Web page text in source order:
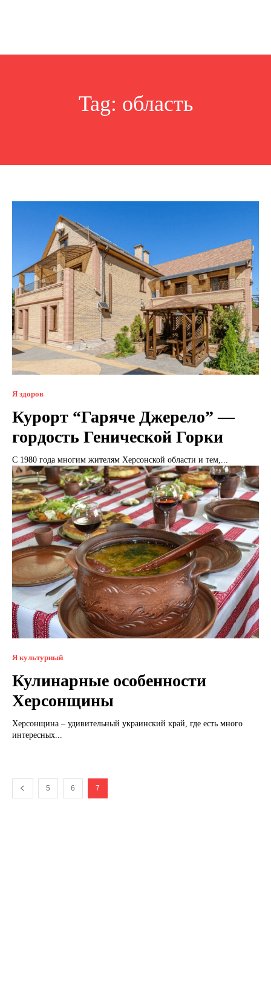
Tag: область
Я здоров
Курорт “Гаряче Джерело” —
гордость Генической Горки
С 1980 года многим жителям Херсонской области и тем,...
Я культурный
Кулинарные особенности
Херсонщины
Херсонщина – удивительный украинский край, где есть много
интересных...
5 6 7